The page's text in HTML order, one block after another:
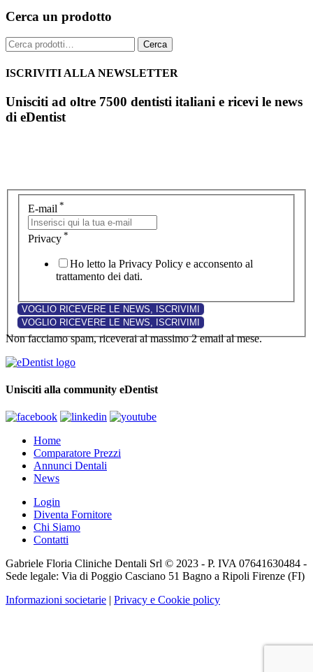
Cerca un prodotto
Cerca: Cerca
ISCRIVITI ALLA NEWSLETTER
Unisciti ad oltre 7500 dentisti italiani e ricevi le news
di eDentist
E-mail *
Privacy *
Ho letto la Privacy Policy e acconsento al
trattamento dei dati.
Non facciamo spam, riceverai al massimo 2 email al mese.
Unisciti alla community eDentist
Home
Comparatore Prezzi
Annunci Dentali
News
Login
Diventa Fornitore
Chi Siamo
Contatti
Gabriele Floria Cliniche Dentali Srl © 2023 - P. IVA 07641630484 -
Sede legale: Via di Poggio Casciano 51 Bagno a Ripoli Firenze (FI)
Informazioni societarie | Privacy e Cookie policy